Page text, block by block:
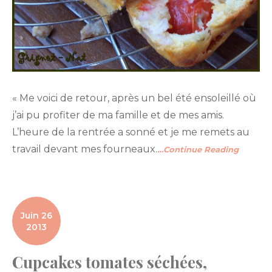
« Me voici de retour, après un bel été ensoleillé où
j’ai pu profiter de ma famille et de mes amis.
L’heure de la rentrée a sonné et je me remets au
travail devant mes fourneaux.…Continue Reading
Juin 26
2013
Cupcakes tomates séchées,